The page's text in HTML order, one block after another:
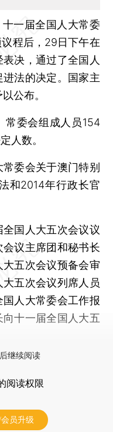
一届全国人大常委
程后，29日下午在
决，通过了全国人
法的决定。国家主
公布。
委会组成人员154
人数。
委会关于澳门特别
和2014年行政长官
国人大五次会议议
议主席团和秘书长
五次会议预备会审
五次会议列席人员
人大常委会工作报
十一届全国人大五
继续阅读
阅读权限
员升级